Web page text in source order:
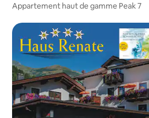
Appartement haut de gamme Peak 7